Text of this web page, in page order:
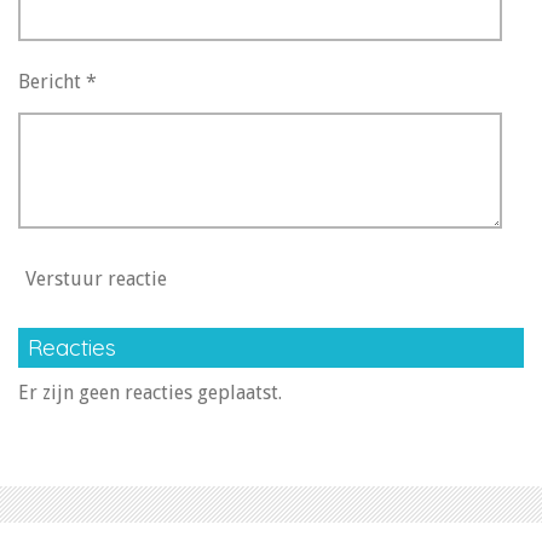
Bericht *
Verstuur reactie
Reacties
Er zijn geen reacties geplaatst.